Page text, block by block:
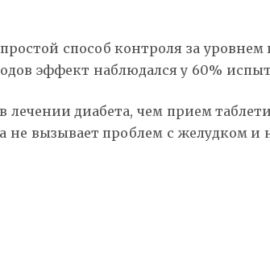
способ контроля за
эффект наблюдался у 60%
лечении диабета, чем прием
вызывает проблем с желудком и